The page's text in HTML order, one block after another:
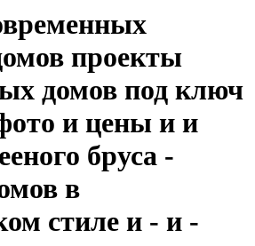
проекты
домов под ключ
и цены и и
бруса -
в
стиле и - и -